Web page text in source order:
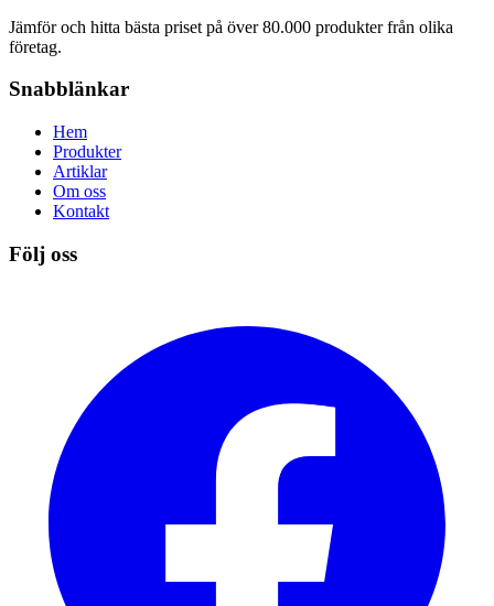
Jämför och hitta bästa priset på över 80.000 produkter från olika
företag.
Snabblänkar
Hem
Produkter
Artiklar
Om oss
Kontakt
Följ oss